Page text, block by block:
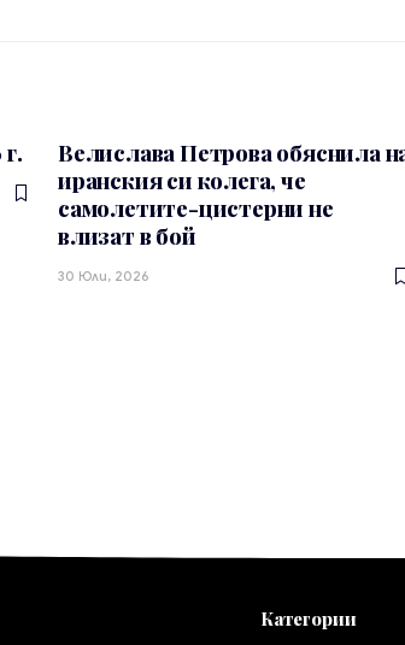
Велислава Петрова обяснила
иранския си колега, че
самолетите-цистерни не
влизат в бой
30 Юли, 2026
Категории